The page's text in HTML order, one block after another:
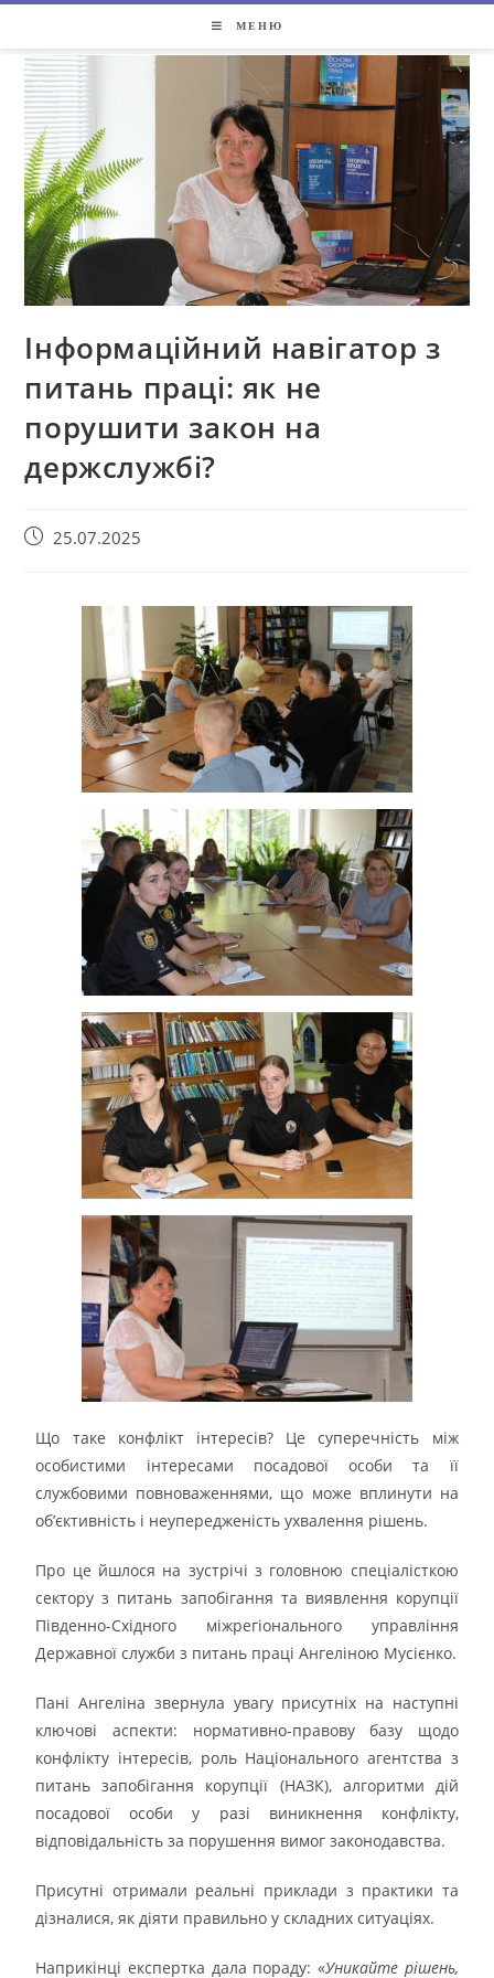
МЕНЮ
Інформаційний навігатор з
питань праці: як не
порушити закон на
держслужбі?
25.07.2025
Що таке конфлікт інтересів? Це суперечність між
особистими інтересами посадової особи та її
службовими повноваженнями, що може вплинути на
об’єктивність і неупередженість ухвалення рішень.
Про це йшлося на зустрічі з головною спеціалісткою
сектору з питань запобігання та виявлення корупції
Південно-Східного міжрегіонального управління
Державної служби з питань праці Ангеліною Мусієнко.
Пані Ангеліна звернула увагу присутніх на наступні
ключові аспекти: нормативно-правову базу щодо
конфлікту інтересів, роль Національного агентства з
питань запобігання корупції (НАЗК), алгоритми дій
посадової особи у разі виникнення конфлікту,
відповідальність за порушення вимог законодавства.
Присутні отримали реальні приклади з практики та
дізналися, як діяти правильно у складних ситуаціях.
Наприкінці експертка дала пораду: «Уникайте рішень,